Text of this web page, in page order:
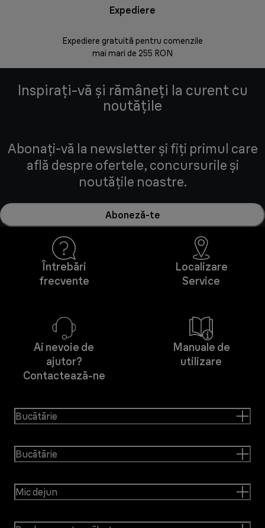
Expediere
Expediere gratuită pentru comenzile
mai mari de 255 RON
Inspirați-vă și rămâneți la curent cu
noutățile
Abonați-vă la newsletter și fiți primul care
află despre ofertele, concursurile și
noutățile noastre.
Aboneză-te
Întrebări
frecvente
Localizare
Service
Ai nevoie de
ajutor?
Contactează-ne
Manuale de
utilizare
Bucătărie
Bucătărie
Mic dejun